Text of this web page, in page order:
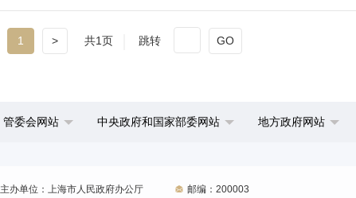
1 > 共1页 跳转 GO
管委会网站 中央政府和国家部委网站 地方政府网站
主办单位：上海市人民政府办公厅 邮编：200003